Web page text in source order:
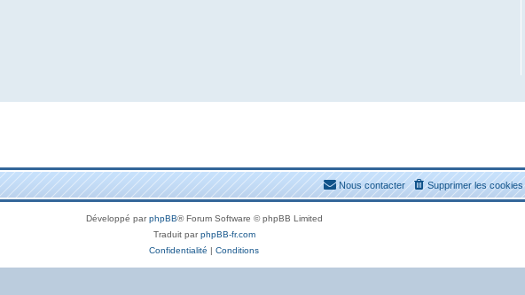
Supprimer les cookies
Nous contacter
Développé parphpBB® Forum Software © phpBB Limited
Traduit parphpBB-fr.com
Confidentialité | Conditions